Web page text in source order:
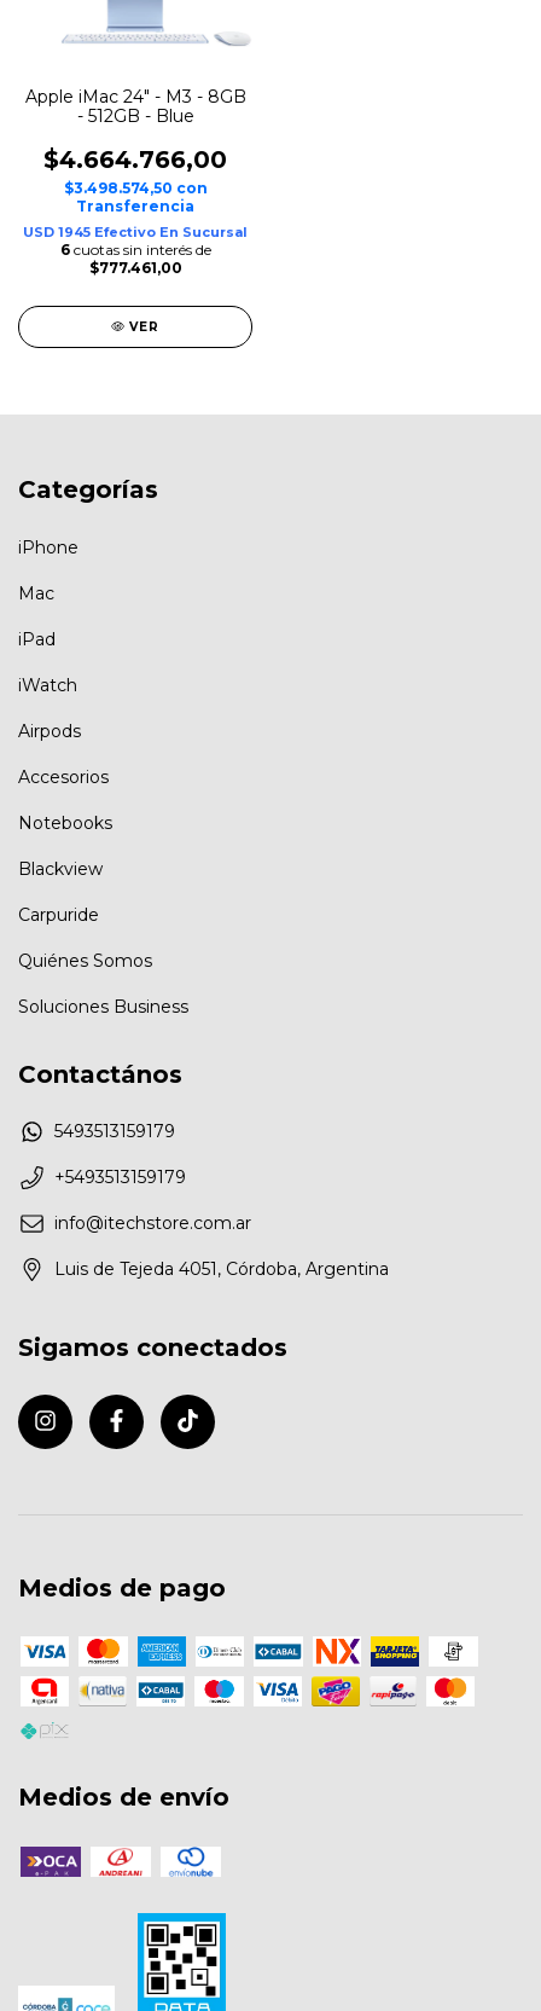
Apple iMac 24" - M3 - 8GB
- 512GB - Blue
$4.664.766,00
$3.498.574,50 con
Transferencia
USD 1945 Efectivo En Sucursal
6 cuotas sin interés de
$777.461,00
VER
Categorías
iPhone
Mac
iPad
iWatch
Airpods
Accesorios
Notebooks
Blackview
Carpuride
Quiénes Somos
Soluciones Business
Contactános
5493513159179
+5493513159179
info@itechstore.com.ar
Luis de Tejeda 4051, Córdoba, Argentina
Sigamos conectados
Medios de pago
Medios de envío